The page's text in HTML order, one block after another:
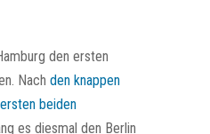
den ersten
Nach den knappen
beiden
es diesmal den Berlin